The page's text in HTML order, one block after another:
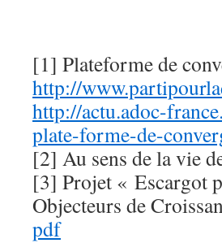
[1] Plateforme de
http://
http://actu.adoc-
plate-forme-de-
[2] Au sens de la vie
[3] Projet « Escargot
Objecteurs de
pdf